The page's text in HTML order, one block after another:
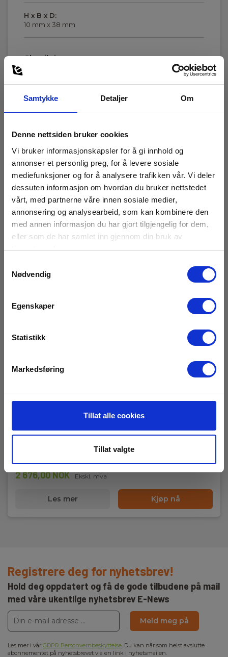
Samtykke Detaljer Om
Denne nettsiden bruker cookies
Vi bruker informasjonskapsler for å gi innhold og
annonser et personlig preg, for å levere sosiale
mediefunksjoner og for å analysere trafikken vår. Vi deler
dessuten informasjon om hvordan du bruker nettstedet
vårt, med partnerne våre innen sosiale medier,
annonsering og analysearbeid, som kan kombinere den
med annen informasjon du har gjort tilgjengelig for dem,
eller som de har samlet inn gjennom din bruk av
tjenestene deres.
Nødvendig
Egenskaper
Statistikk
Markedsføring
Tillat alle cookies
Tillat valgte
H x B x D:
10 mm x 38 mm
Glassikring
Modell / utførelse:
Spændingstype:
DC
Merkestrøm (A):
h:mm
Driftskategori:
GPV (fotocellebeskyttelse)
1000 V
Brytekapasitet ved nominell spenning, DC (kA):
30 kA
Vis mer
Tilbehør
41 %
EL.NR 8062216
4 595,00 NOK
2 676,00 NOK Ekskl. mva
Les mer Kjøp nå
Registrere deg for nyhetsbrev!
Hold deg oppdatert og få de gode tilbudene på mail
med våre ukentlige nyhetsbrev E-News
Meld meg på
Les mer i vår GDPR Personvernbeskyttelse. Du kan når som helst avslutte
abonnementet på nyhetsbrevet via en link i nyhetsmailen.